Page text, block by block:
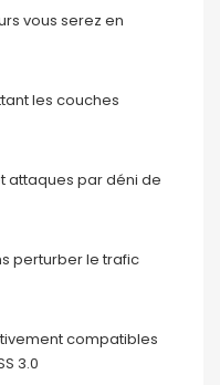
vous serez en
les couches
attaques par déni de
perturber le trafic
compatibles
3.0